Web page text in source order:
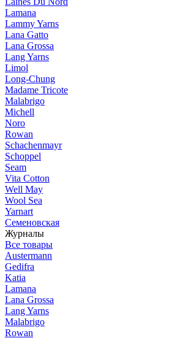
Lamana
Lammy Yarns
Lana Gatto
Lana Grossa
Lang Yarns
Limol
Long-Chung
Madame Tricote
Malabrigo
Michell
Noro
Rowan
Schachenmayr
Schoppel
Seam
Vita Cotton
Well May
Wool Sea
Yarnart
Семеновская
Журналы
Все товары
Austermann
Gedifra
Katia
Lamana
Lana Grossa
Lang Yarns
Malabrigo
Rowan